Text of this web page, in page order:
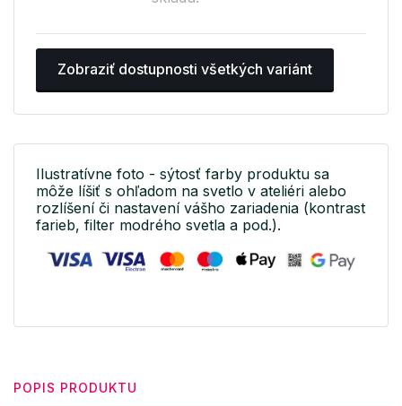
Zobraziť dostupnosti všetkých variánt
Ilustratívne foto - sýtosť farby produktu sa
môže líšiť s ohľadom na svetlo v ateliéri alebo
rozlíšení či nastavení vášho zariadenia (kontrast
farieb, filter modrého svetla a pod.).
POPIS PRODUKTU